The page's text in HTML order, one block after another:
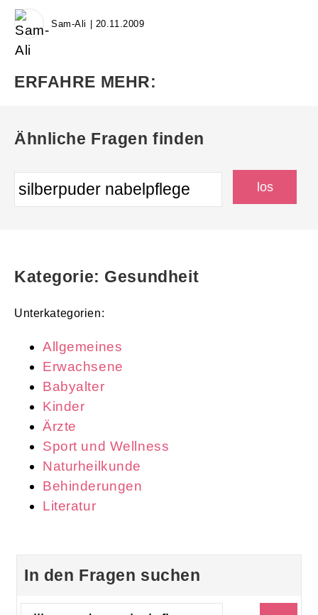
Sam-Ali | 20.11.2009
ERFAHRE MEHR:
Ähnliche Fragen finden
Kategorie: Gesundheit
Unterkategorien:
Allgemeines
Erwachsene
Babyalter
Kinder
Ärzte
Sport und Wellness
Naturheilkunde
Behinderungen
Literatur
In den Fragen suchen